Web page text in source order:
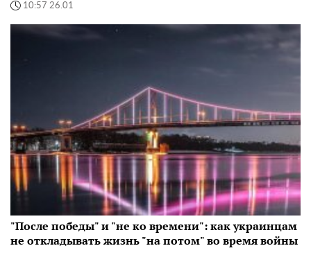
10:57 26.01
"После победы" и "не ко времени": как украинцам
не откладывать жизнь "на потом" во время войны